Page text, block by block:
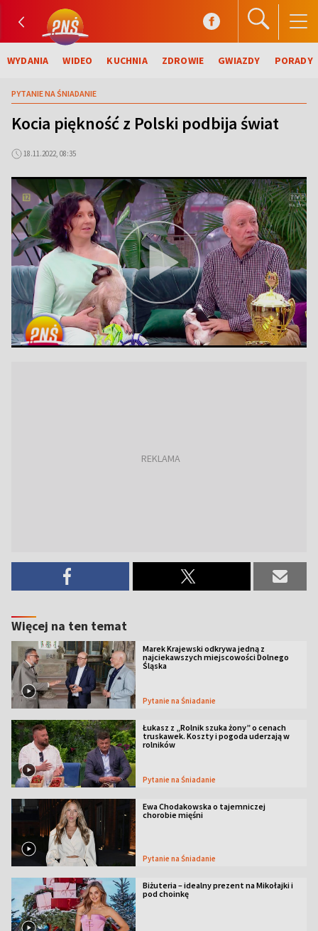
WYDANIA WIDEO KUCHNIA ZDROWIE GWIAZDY PORADY
PYTANIE NA ŚNIADANIE
Kocia piękność z Polski podbija świat
18.11.2022, 08:35
Więcej na ten temat
Marek Krajewski odkrywa jedną z
najciekawszych miejscowości Dolnego
Śląska
Pytanie na Śniadanie
Łukasz z „Rolnik szuka żony” o cenach
truskawek. Koszty i pogoda uderzają w
rolników
Pytanie na Śniadanie
Ewa Chodakowska o tajemniczej
chorobie mięśni
Pytanie na Śniadanie
Biżuteria – idealny prezent na Mikołajki i
pod choinkę